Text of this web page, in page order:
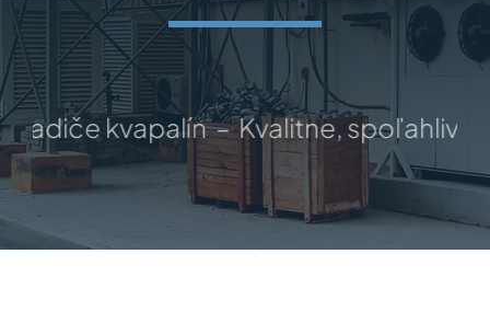
Servis chladičov
Pozvánka
Kontakt
kvapalín – Kvalitne, spoľahlivo,